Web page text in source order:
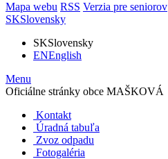
Mapa webu RSS Verzia pre seniorov
SKSlovensky
SKSlovensky
ENEnglish
Menu
Oficiálne stránky obce MAŠKOVÁ
Kontakt
Úradná tabuľa
Zvoz odpadu
Fotogaléria